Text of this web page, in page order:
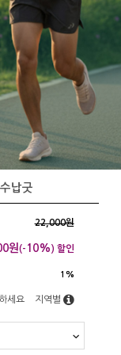
납굿
22,000원
원(- 10%) 할인
1%
세요 지역별